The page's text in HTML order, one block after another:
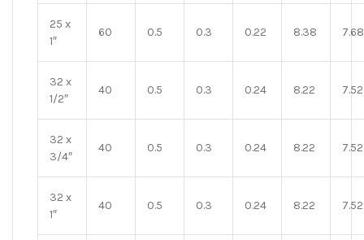
25 x
1″
60 0.5 0.3 0.22 8.38 7.68
32 x
1/2″
40 0.5 0.3 0.24 8.22 7.52
32 x
3/4″
40 0.5 0.3 0.24 8.22 7.52
32 x
1″
40 0.5 0.3 0.24 8.22 7.52